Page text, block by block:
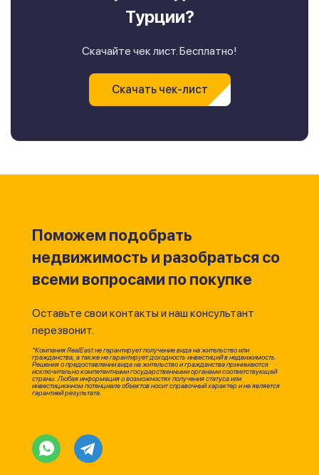
Турции?
Скачайте чек лист. Бесплатно!
Скачать чек-лист
Поможем подобрать
недвижимость и разобраться со
всеми вопросами по покупке
Оставьте свои контакты и наш консультант
перезвонит.
*Компания RealEast не гарантирует получение вида на жительство или
гражданства, а также не гарантирует доходность инвестиций в недвижимость.
Решения о предоставлении вида на жительство и гражданства принимаются
исключительно компетентными государственными органами соответствующей
страны. Любая информация о возможностях получения статуса или
инвестиционном потенциале объектов носит справочный характер и не является
гарантией результата.